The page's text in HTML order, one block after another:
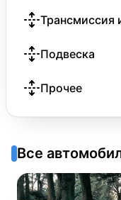
Трансмиссия
Подвеска
Прочее
Все